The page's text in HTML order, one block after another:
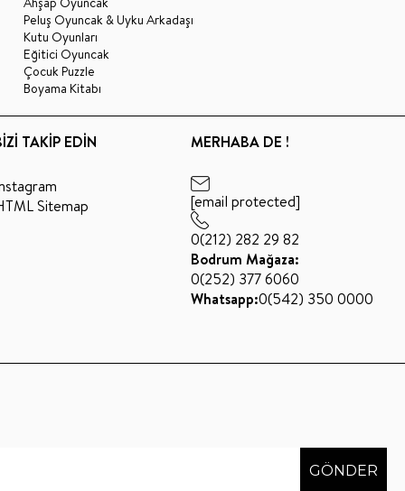
Peluş Oyuncak & Uyku Arkadaşı
Kutu Oyunları
Eğitici Oyuncak
Çocuk Puzzle
Boyama Kitabı
TAKİP EDİN
Sitemap
MERHABA DE !
[email protected]
0(212) 282 29 82
Bodrum Mağaza:
0(252) 377 6060
Whatsapp:0(542) 350 0000
GÖNDER